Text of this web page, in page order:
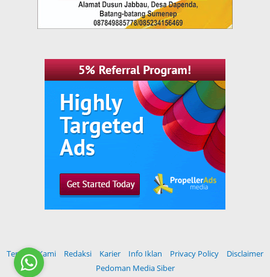
Tentang Kami Redaksi Karier Info Iklan Privacy Policy
Disclaimer
Pedoman Media Siber